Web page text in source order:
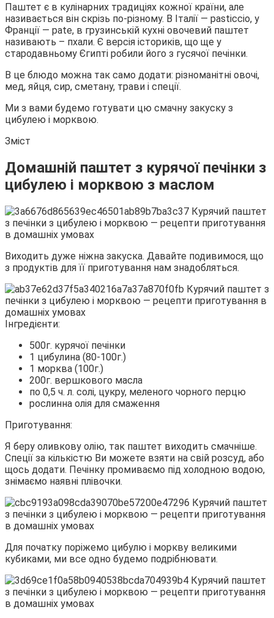
Паштет є в кулінарних традиціях кожної країни, але
називається він скрізь по-різному. В Італії — pasticcio, у
Франції — pate, в грузинській кухні овочевий паштет
називають – пхали. Є версія істориків, що ще у
стародавньому Єгипті робили його з гусячої печінки.
В це блюдо можна так само додати: різноманітні овочі,
мед, яйця, сир, сметану, трави і спеції.
Ми з вами будемо готувати цю смачну закуску з
цибулею і морквою.
Зміст
Домашній паштет з курячої печінки з
цибулею і морквою з маслом
Виходить дуже ніжна закуска. Давайте подивимося, що
з продуктів для її приготування нам знадобляться.
Інгредієнти:
500г. курячої печінки
1 цибулина (80-100г.)
1 морква (100г.)
200г. вершкового масла
по 0,5 ч. л. солі, цукру, меленого чорного перцю
рослинна олія для смаження
Приготування:
Я беру оливкову олію, так паштет виходить смачніше.
Спеції за кількістю Ви можете взяти на свій розсуд, або
щось додати. Печінку промиваємо під холодною водою,
знімаємо наявні плівочки.
Для початку поріжемо цибулю і моркву великими
кубиками, ми все одно будемо подрібнювати.